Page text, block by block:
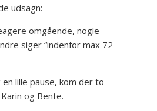
udsagn:
omgående, nogle
siger “indenfor max 72
lille pause, kom der to
og Bente.